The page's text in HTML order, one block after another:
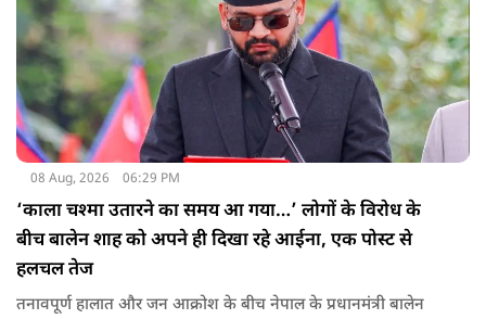
08 Aug, 2026 06:29 PM
‘काला चश्मा उतारने का समय आ गया…’ लोगों के विरोध के
बीच बालेन शाह को अपने ही दिखा रहे आईना, एक पोस्ट से
हलचल तेज
तनावपूर्ण हालात और जन आक्रोश के बीच नेपाल के प्रधानमंत्री बालेन